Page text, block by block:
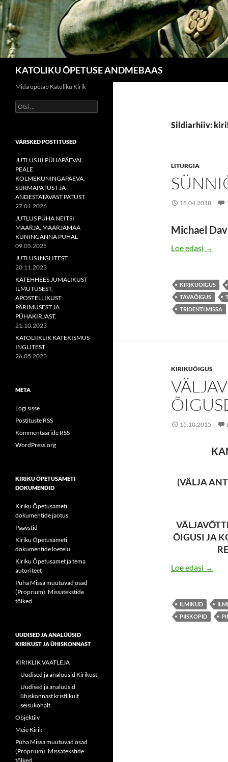
KATOLIKU ÕPETUSE ANDMEBAAS
Sildiarhiiv:
LITURGIA
18.04.2018
Michael
Loe edasi →
KIRIKUÕIGUS
TAVAÕIGUS
TRIDENTI MISSA
KIRIKUÕIGUS
15.10.2015
(VÄLJA
ÕIGUSI JA
Loe edasi →
ILMIKUD
PIISKOPID
Mida õpetab Katoliku Kirik
Otsi:
VÄRSKED POSTITUSED
JUTLUS III PÜHAPÄEVAL
PEALE
KOLMEKUNINGAPÄEVA.
SURMAPATUST JA
ANDESTATAVAST PATUST
27.01.2026
JUTLUS PÜHA NEITSI
MAARJA, MAARJAMAA
KUNINGANNA PÜHAL
09.05.2025
JUTLUS INGLITEST
20.11.2023
KATEHHEES JUMALIKUST
ILMUTUSEST,
APOSTELLIKUST
PÄRIMUSEST JA
PÜHAKIRJAST.
21.10.2023
KATOLIIKLIK KATEKISMUS
INGLITEST
26.05.2023
META
Logi sisse
Postituste RSS
Kommentaaride RSS
WordPress.org
KIRIKU ÕPETUSAMETI
DOKUMENDID
Kiriku Õpetusameti
dokumentide jaotus
Paavstid
Kiriku Õpetusameti
dokumentide loetelu
Kiriku Õpetusamet ja tema
autoriteet
Püha Missa muutuvad osad
(Proprium). Missatekstide
tõlked
UUDISED JA ANALÜÜSID
KIRIKUST JA ÜHISKONNAST
KIRIKLIK VAATLEJA
Uudised ja analüüsid Kirikust
Uudised ja analüüsid
ühiskonnast kristlikult
seisukohalt
Objektiiv
Meie Kirik
Püha Missa muutuvad osad
(Proprium). Missatekstide
tõlked